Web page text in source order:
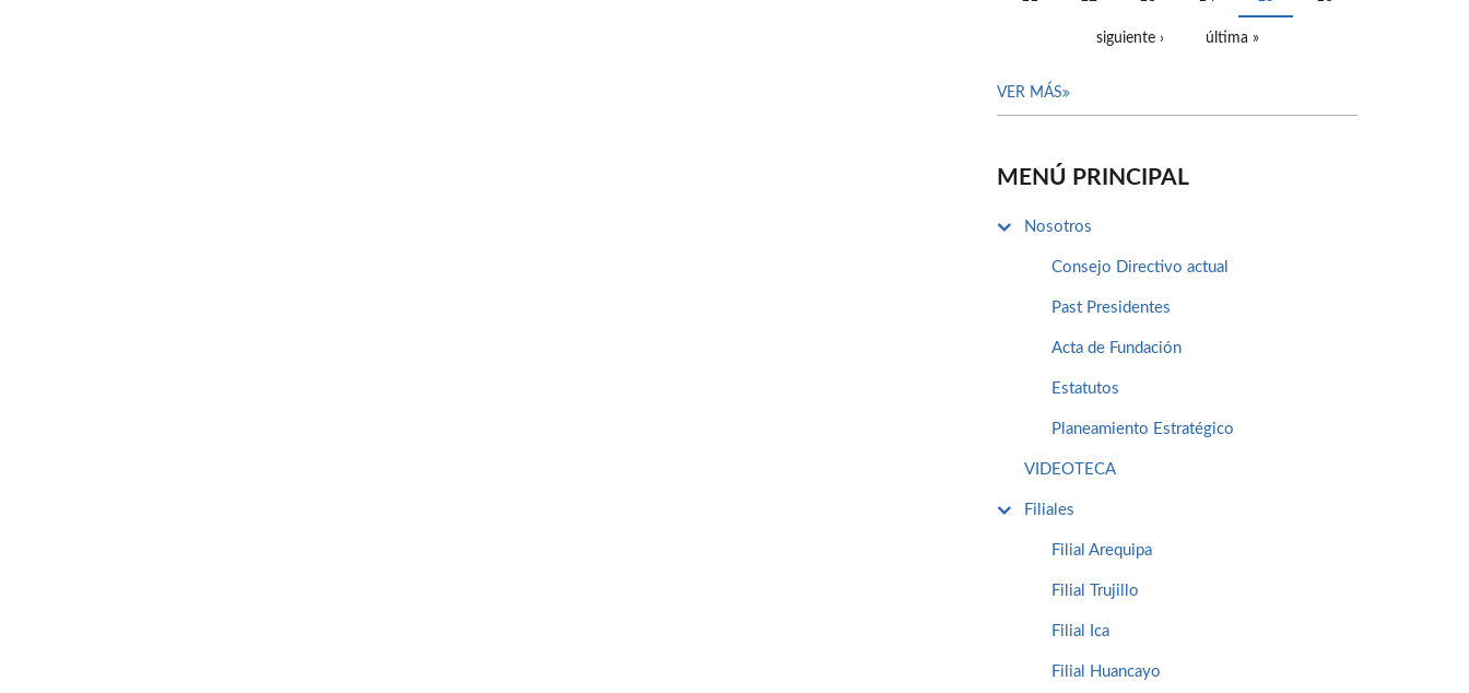
siguiente › última »
VER MÁS
MENÚ PRINCIPAL
Nosotros
Consejo Directivo actual
Past Presidentes
Acta de Fundación
Estatutos
Planeamiento Estratégico
VIDEOTECA
Filiales
Filial Arequipa
Filial Trujillo
Filial Ica
Filial Huancayo